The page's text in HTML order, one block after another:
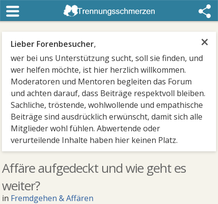
×
Lieber Forenbesucher,
wer bei uns Unterstützung sucht, soll sie finden, und
wer helfen möchte, ist hier herzlich willkommen.
Moderatoren und Mentoren begleiten das Forum
und achten darauf, dass Beiträge respektvoll bleiben.
Sachliche, tröstende, wohlwollende und empathische
Beiträge sind ausdrücklich erwünscht, damit sich alle
Mitglieder wohl fühlen. Abwertende oder
verurteilende Inhalte haben hier keinen Platz.
Affäre aufgedeckt und wie geht es
weiter?
in Fremdgehen & Affären